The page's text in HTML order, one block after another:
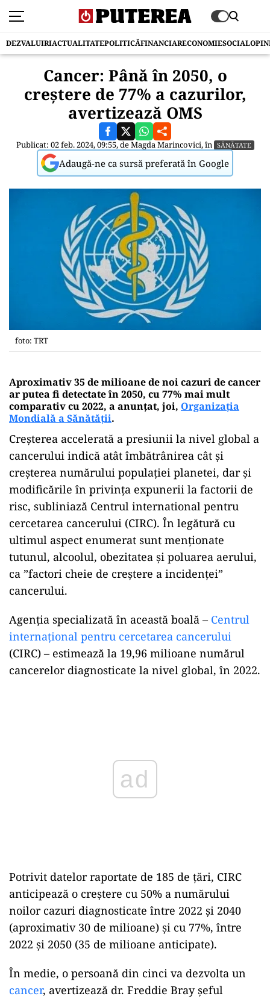
DEZVALUIRIACTUALITATEPOLITICĂFINANCIARECONOMIESOCIAL
Cancer: Până în 2050, o
creștere de 77% a cazurilor,
avertizează OMS
Publicat: 02 feb. 2024, 09:55, deMagda Marincovici, în SĂNĂTATE
Adaugă-ne ca sursă preferată în Google
foto: TRT
Aproximativ 35 de milioane de noi cazuri de cancer
ar putea fi detectate în 2050, cu 77% mai mult
comparativ cu 2022, a anunțat, joi, Organizația
Mondială a Sănătății.
Creșterea accelerată a presiunii la nivel global a
cancerului indică atât îmbătrânirea cât și
creșterea numărului populației planetei, dar și
modificările în privința expunerii la factorii de
risc, subliniază Centrul international pentru
cercetarea cancerului (CIRC). În legătură cu
ultimul aspect enumerat sunt menționate
tutunul, alcoolul, obezitatea și poluarea aerului,
ca ”factori cheie de creștere a incidenței”
cancerului.
Agenția specializată în această boală – Centrul
internațional pentru cercetarea cancerului
(CIRC) – estimează la 19,96 milioane numărul
cancerelor diagnosticate la nivel global, în 2022.
Potrivit datelor raportate de 185 de țări, CIRC
anticipează o creștere cu 50% a numărului
noilor cazuri diagnosticate între 2022 și 2040
(aproximativ 30 de milioane) și cu 77%, între
2022 și 2050 (35 de milioane anticipate).
În medie, o persoană din cinci va dezvolta un
cancer, avertizează dr. Freddie Bray șeful